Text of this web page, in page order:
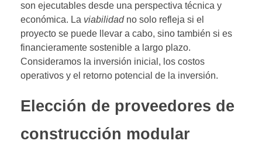
son ejecutables desde una perspectiva técnica y
económica. La viabilidadno solo refleja si el
proyecto se puede llevar a cabo, sino también si es
financieramente sostenible a largo plazo.
Consideramos la inversión inicial, los costos
operativos y el retorno potencial de la inversión.
Elección de proveedores de
construcción modular